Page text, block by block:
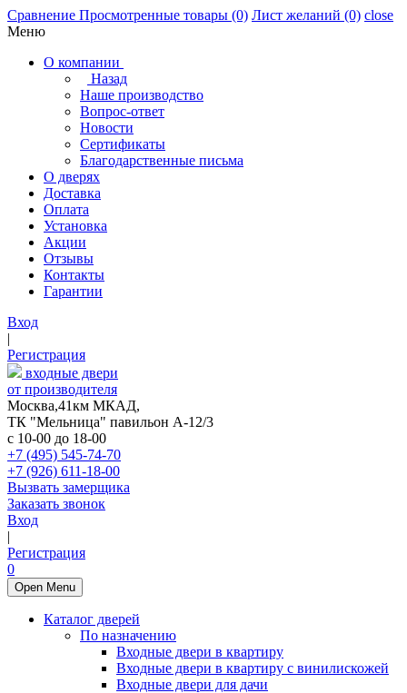
Сравнение Просмотренные товары (0) Лист желаний (0) close
Меню
О компании
Назад
Наше производство
Вопрос-ответ
Новости
Сертификаты
Благодарственные письма
О дверях
Доставка
Оплата
Установка
Акции
Отзывы
Контакты
Гарантии
Вход
|
Регистрация
входные двери
от производителя
Москва,41км МКАД,
ТК "Мельница" павильон А-12/3
с 10-00 до 18-00
+7 (495) 545-74-70
+7 (926) 611-18-00
Вызвать замерщика
Заказать звонок
Вход
|
Регистрация
0
Open Menu
Каталог дверей
По назначению
Входные двери в квартиру
Входные двери в квартиру с винилискожей
Входные двери для дачи